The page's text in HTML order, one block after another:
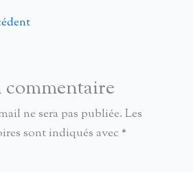
commentaire
ne sera pas publiée. Les
sont indiqués avec *